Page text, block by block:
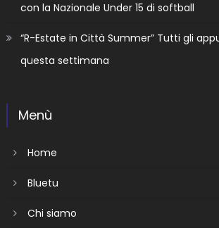
con la Nazionale Under 15 di softball
“R-Estate in Città Summer” Tutti gli
questa settimana
Menù
Home
Bluetu
Chi siamo